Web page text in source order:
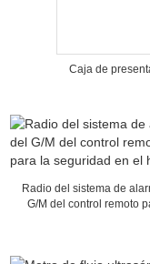
Caja de
Radio del sistema de
G/M del control remoto